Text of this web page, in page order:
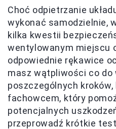
Choć odpietrzanie
wykonać samodzielnie,
kilka kwestii
wentylowanym miejscu
odpowiednie rękawice
masz wątpliwości co do
poszczególnych
fachowcem, który
potencjalnych
przeprowadź krótkie